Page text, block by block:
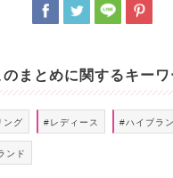
のまとめに関するキーワ
ング #レディース #ハイブラ
ンド